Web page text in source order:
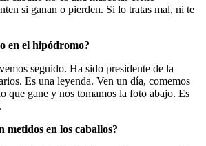
si ganan o pierden. Si lo tratas mal, ni te
en el hipódromo?
seguido. Ha sido presidente de la
Es una leyenda. Ven un día, comemos
que gane y nos tomamos la foto abajo. Es
metidos en los caballos?